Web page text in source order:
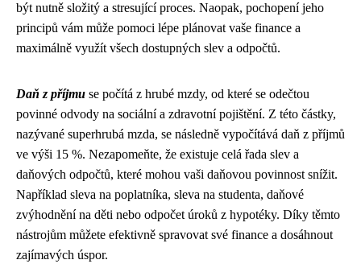
být nutně složitý a stresující proces. Naopak, pochopení jeho
principů vám může pomoci lépe plánovat vaše finance a
maximálně využít všech dostupných slev a odpočtů.
Daň z příjmu se počítá z hrubé mzdy, od které se odečtou
povinné odvody na sociální a zdravotní pojištění. Z této částky,
nazývané superhrubá mzda, se následně vypočítává daň z příjmů
ve výši 15 %. Nezapomeňte, že existuje celá řada slev a
daňových odpočtů, které mohou vaši daňovou povinnost snížit.
Například sleva na poplatníka, sleva na studenta, daňové
zvýhodnění na děti nebo odpočet úroků z hypotéky. Díky těmto
nástrojům můžete efektivně spravovat své finance a dosáhnout
zajímavých úspor.